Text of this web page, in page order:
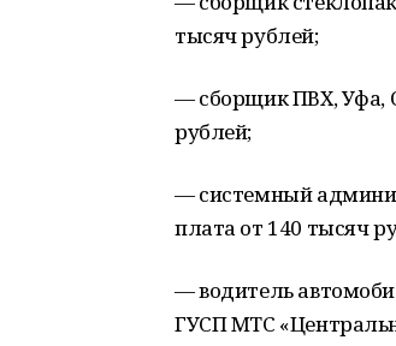
тысяч рублей;
— сборщик ПВХ, Уфа,
рублей;
— системный
плата от 140 тысяч
— водитель
ГУСП МТС